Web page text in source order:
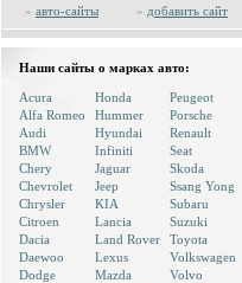
» авто-сайты » добавить сайт
Наши сайты о марках авто:
Acura
Alfa Romeo
Audi
BMW
Chery
Chevrolet
Chrysler
Citroen
Dacia
Daewoo
Dodge
Honda
Hummer
Hyundai
Infiniti
Jaguar
Jeep
KIA
Lancia
Land Rover
Lexus
Mazda
Peugeot
Porsche
Renault
Seat
Skoda
Ssang Yong
Subaru
Suzuki
Toyota
Volkswagen
Volvo